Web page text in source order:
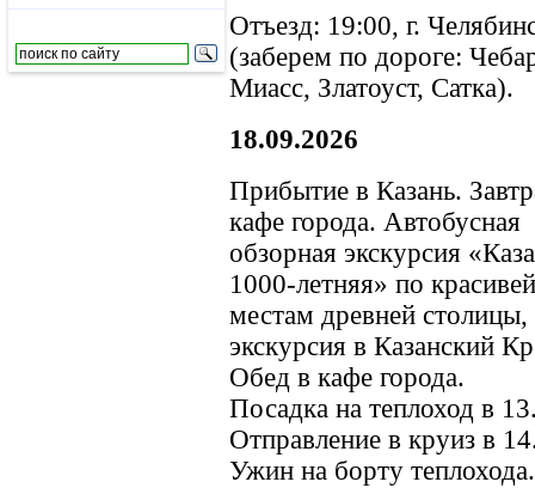
Отъезд: 19:00, г.
(заберем по дороге:
Миасс, Златоуст, Сатка).
18.09.2026
Прибытие в Казань.
кафе города. Автобусная
обзорная экскурсия
1000-летняя» по
местам древней столицы,
экскурсия в Казанский
Обед в кафе города.
Посадка на теплоход в
Отправление в круиз в
Ужин на борту теплохода.